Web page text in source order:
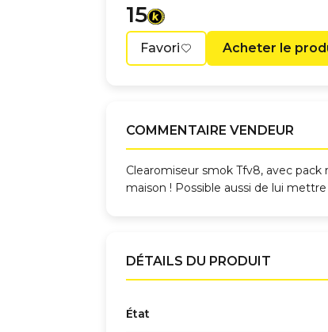
15
Favori Acheter le
COMMENTAIRE VENDEUR
Clearomiseur smok Tfv8, avec
maison ! Possible aussi de lui
DÉTAILS DU PRODUIT
État